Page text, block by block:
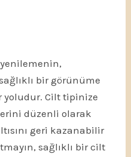
bir görünüme
Cilt tipinize
düzenli olarak
geri kazanabilir
sağlıklı bir cilt